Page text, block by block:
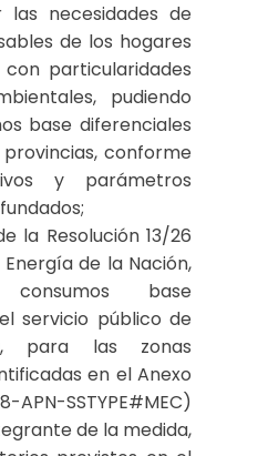
las necesidades de
de los hogares
particularidades
pudiendo
base diferenciales
conforme
y parámetros
la Resolución 13/26
de la Nación,
base
servicio público de
para las zonas
en el Anexo
APN-SSTYPE#MEC)
de la medida,